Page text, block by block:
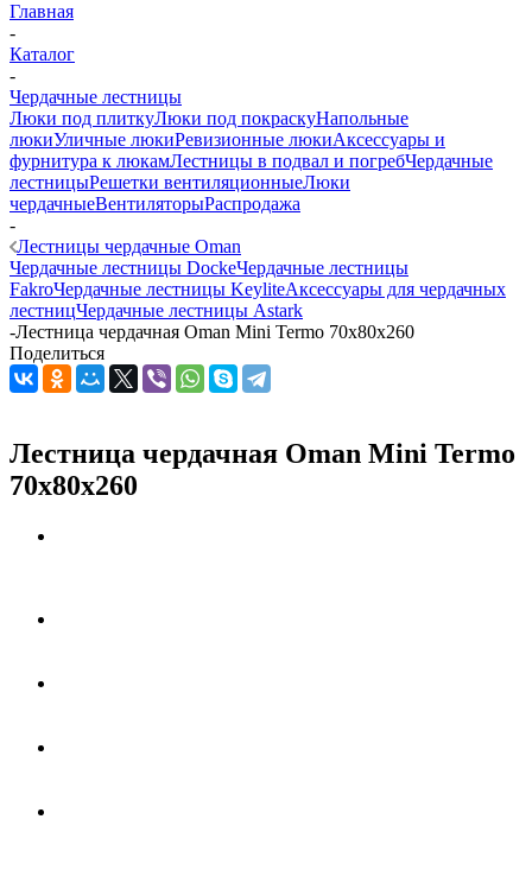
Главная
-
Каталог
-
Чердачные лестницы
Люки под плиткуЛюки под покраскуНапольные
люкиУличные люкиРевизионные люкиАксессуары и
фурнитура к люкамЛестницы в подвал и погребЧердачные
лестницыРешетки вентиляционныеЛюки
чердачныеВентиляторыРаспродажа
-
Лестницы чердачные Oman
Чердачные лестницы DockeЧердачные лестницы
FakroЧердачные лестницы KeyliteАксессуары для чердачных
лестницЧердачные лестницы Astark
-Лестница чердачная Oman Mini Termo 70x80x260
Поделиться
Лестница чердачная Oman Mini Termo
70x80x260